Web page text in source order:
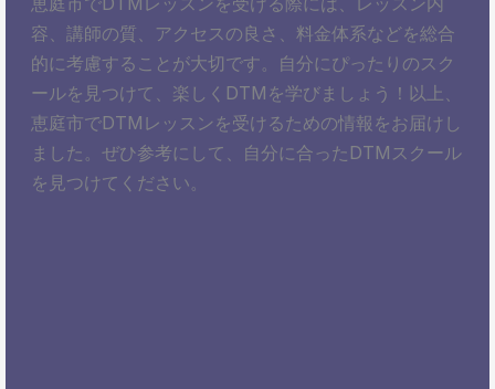
容、講師の質、アクセスの良さ、料金体系などを総合
的に考慮することが大切です。自分にぴったりのスク
ールを見つけて、楽しくDTMを学びましょう！以上、
恵庭市でDTMレッスンを受けるための情報をお届けし
ました。ぜひ参考にして、自分に合ったDTMスクール
を見つけてください。